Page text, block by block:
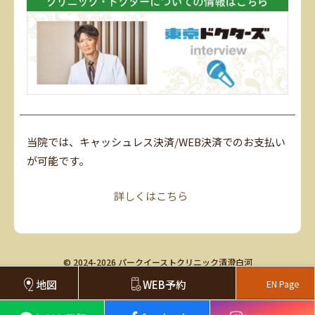
地図 WEB予約 EN Page
当院では、キャッシュレス決済/WEB決済でのお支払い
が可能です。
詳しくはこちら
© 2024-2026 パークイーストクリニック清澄白河